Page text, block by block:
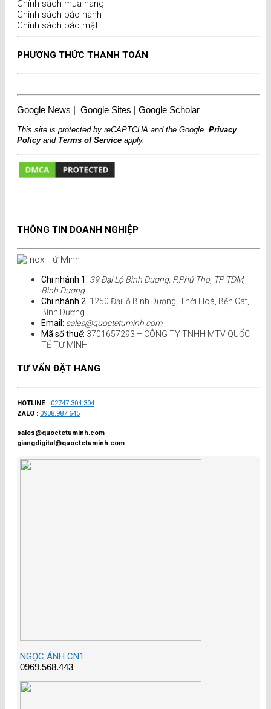
Chính sách mua hàng
Chính sách bảo hành
Chính sách bảo mật
PHƯƠNG THỨC THANH TOÁN
Google News | Google Sites | Google Scholar
This site is protected by reCAPTCHA and the Google Privacy
PolicyandTerms of Service apply.
THÔNG TIN DOANH NGHIỆP
Chi nhánh 1: 39 Đại Lộ Bình Dương, P.Phú Thọ, TP TDM,
Bình Dương.
Chi nhánh 2: 1250 Đại lộ Bình Dương, Thới Hoà, Bến Cát,
Bình Dương.
Email: sales@quoctetuminh.com
Mã số thuế: 3701657293 – CÔNG TY TNHH MTV QUỐC
TẾ TỨ MINH
TƯ VẤN ĐẶT HÀNG
HOTLINE : 02747.304.304
ZALO : 0908.987.645
sales@quoctetuminh.com
giangdigital@quoctetuminh.com
NGỌC ÁNH CN1
0969.568.443